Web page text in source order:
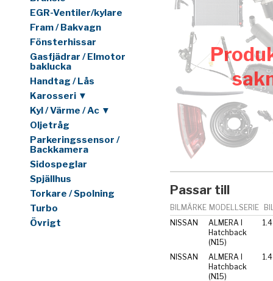
EGR-Ventiler/kylare
Fram / Bakvagn
Fönsterhissar
Gasfjädrar / Elmotor
baklucka
Handtag / Lås
Karosseri ▼
Kyl / Värme / Ac ▼
Oljetråg
Parkeringssensor /
Backkamera
Sidospeglar
Spjällhus
Torkare / Spolning
Turbo
Övrigt
Passar till
BILMÄRKE MODELLSERIE
NISSAN
ALMERA I
Hatchback
(N15)
1.4
NISSAN
ALMERA I
Hatchback
(N15)